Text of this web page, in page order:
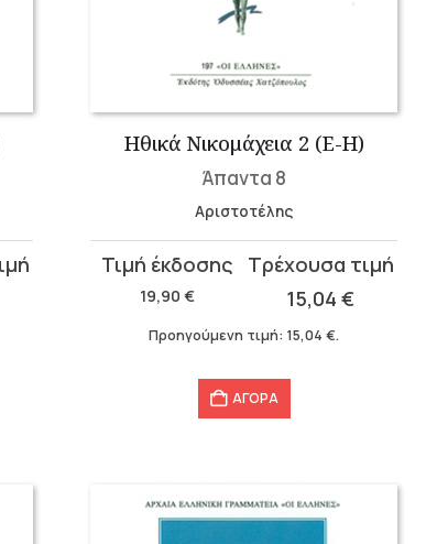
Ηθικά Νικομάχεια 2 (Ε-Η)
Άπαντα 8
Αριστοτέλης
19,90 €
Original
15,04€
τρέχουσα
Προηγούμενη τιμή: 15,04 €.
ΑΓΟΡΑ